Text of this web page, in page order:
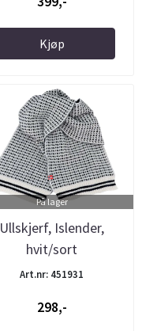
Kjøp
På lager
Ullskjerf, Islender,
hvit/sort
Art.nr: 451931
298,-